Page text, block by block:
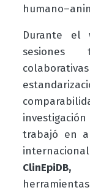
Durante el
sesiones
trabajó en